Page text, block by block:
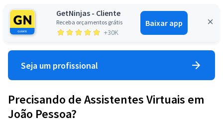
GetNinjas - Cliente
Receba orçamentos grátis
+30K
Baixar app
Entrar
Seja um profissional
Precisando de Assistentes Virtuais em
João Pessoa?